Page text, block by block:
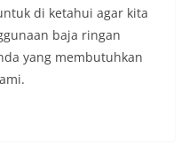
di ketahui agar kita
baja ringan
yang membutuhkan